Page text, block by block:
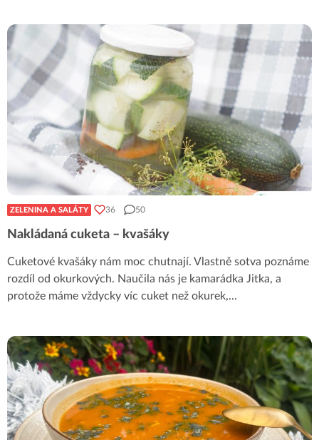
ZELENINA A SALÁTY 36 50
Nakládaná cuketa – kvašáky
Cuketové kvašáky nám moc chutnají. Vlastně sotva poznáme
rozdíl od okurkových. Naučila nás je kamarádka Jitka, a
protože máme vždycky víc cuket než okurek,...